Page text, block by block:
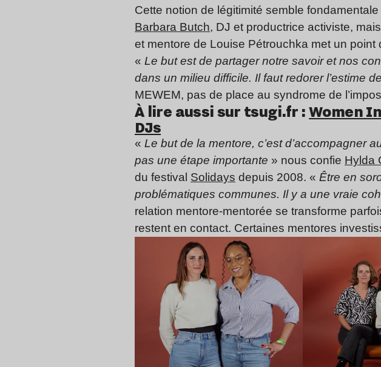
Cette notion de légitimité semble
Barbara Butch, DJ et productrice activiste,
et mentore de Louise Pétrouchka met un
« Le but est de partager notre savoir et nos
dans un milieu difficile. Il faut redorer l’estime
MEWEM, pas de place au syndrome de
À lire aussi sur tsugi.fr :Women
DJs
« Le but de la mentore, c’est d’accompagner
pas une étape importante » nous confie Hylda
du festival Solidays depuis 2008. « Être en
problématiques communes. Il y a une vraie
relation mentore-mentorée se transforme
restent en contact. Certaines mentores